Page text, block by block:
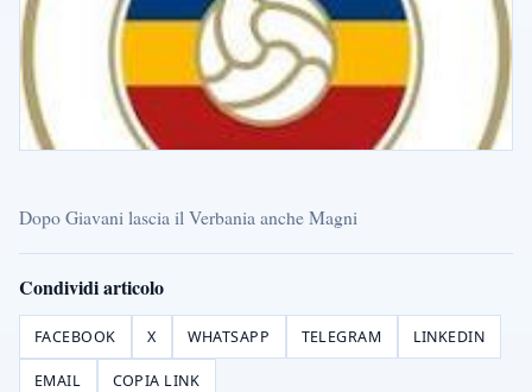
Dopo Giavani lascia il Verbania anche Magni
Condividi articolo
FACEBOOK X WHATSAPP TELEGRAM LINKEDIN
EMAIL COPIA LINK